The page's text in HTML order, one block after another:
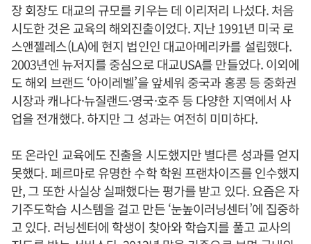
장 회장도 대교의 규모를 키우는 데 이리저리 나섰다. 처음
시도한 것은 교육의 해외진출이었다. 지난 1991년 미국 로
스앤젤레스(LA)에 현지 법인인 대교아메리카를 설립했다.
2003년엔 뉴저지를 중심으로 대교USA를 만들었다. 이외에
도 해외 브랜드 ‘아이레벨’을 앞세워 중국과 홍콩 등 중화권
시장과 캐나다·뉴질랜드·영국·호주 등 다양한 지역에서 사
업을 전개했다. 하지만 그 성과는 여전히 미미하다.
또 온라인 교육에도 진출을 시도했지만 별다른 성과를 얻지
못했다. 페르마로 유명한 수학 학원 프랜차이즈를 인수했지
만, 그 또한 사실상 실패했다는 평가를 받고 있다. 요즘은 자
기주도학습 시스템을 걸고 만든 ‘눈높이러닝센터’에 집중하
고 있다. 러닝센터에 학생이 찾아와 학습지를 풀고 교사의